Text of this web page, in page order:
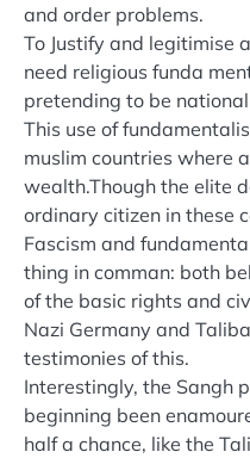
and order problems.
To Justify and legitimise
need religious funda
pretending to be
This use of
muslim countries where
wealth.Though the elite
ordinary citizen in these
Fascism and
thing in comman: both
of the basic rights and
Nazi Germany and
testimonies of this.
Interestingly, the Sangh
beginning been
half a chance, like the